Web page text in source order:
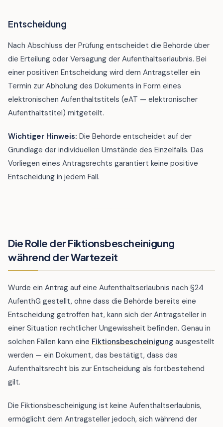
Entscheidung
Nach Abschluss der Prüfung entscheidet die Behörde über
die Erteilung oder Versagung der Aufenthaltserlaubnis. Bei
einer positiven Entscheidung wird dem Antragsteller ein
Termin zur Abholung des Dokuments in Form eines
elektronischen Aufenthaltstitels (eAT — elektronischer
Aufenthaltstitel) mitgeteilt.
Wichtiger Hinweis: Die Behörde entscheidet auf der
Grundlage der individuellen Umstände des Einzelfalls. Das
Vorliegen eines Antragsrechts garantiert keine positive
Entscheidung in jedem Fall.
Die Rolle der Fiktionsbescheinigung
während der Wartezeit
Wurde ein Antrag auf eine Aufenthaltserlaubnis nach §24
AufenthG gestellt, ohne dass die Behörde bereits eine
Entscheidung getroffen hat, kann sich der Antragsteller in
einer Situation rechtlicher Ungewissheit befinden. Genau in
solchen Fällen kann eine Fiktionsbescheinigung ausgestellt
werden — ein Dokument, das bestätigt, dass das
Aufenthaltsrecht bis zur Entscheidung als fortbestehend
gilt.
Die Fiktionsbescheinigung ist keine Aufenthaltserlaubnis,
ermöglicht dem Antragsteller jedoch, sich während der